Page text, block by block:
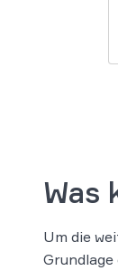
Was
Um die
Grundlage